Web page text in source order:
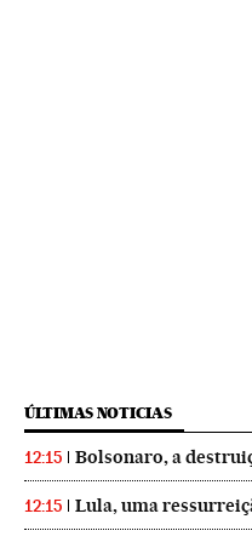
ÚLTIMAS NOTICIAS
12:15 Bolsonaro, a
12:15 Lula, uma